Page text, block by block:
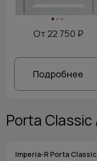
От 22 750 ₽
Подробнее
Porta Classic
Imperia-R Porta